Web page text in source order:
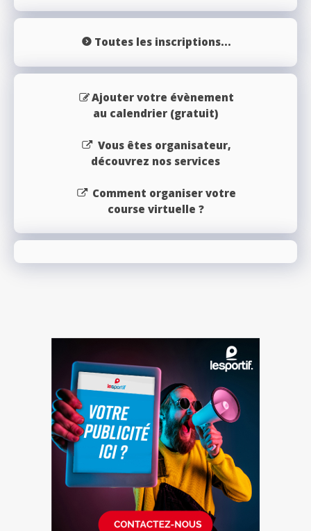
Toutes les inscriptions...
Ajouter votre évènement
au calendrier (gratuit)
Vous êtes organisateur,
découvrez nos services
Comment organiser votre
course virtuelle ?